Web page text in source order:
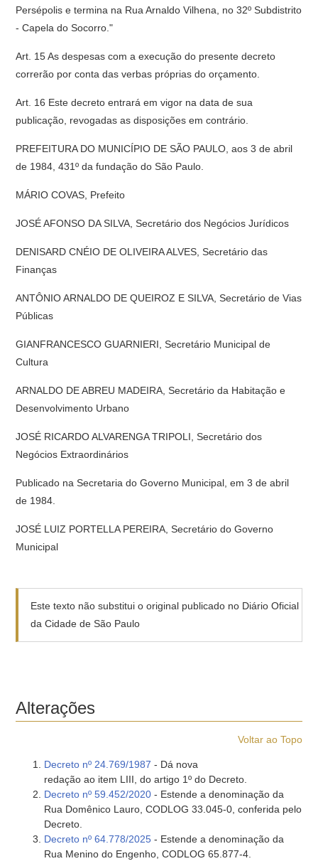
Persépolis e termina na Rua Arnaldo Vilhena, no 32º Subdistrito
- Capela do Socorro."
Art. 15 As despesas com a execução do presente decreto
correrão por conta das verbas próprias do orçamento.
Art. 16 Este decreto entrará em vigor na data de sua
publicação, revogadas as disposições em contrário.
PREFEITURA DO MUNICÍPIO DE SÃO PAULO, aos 3 de abril
de 1984, 431º da fundação do São Paulo.
MÁRIO COVAS, Prefeito
JOSÉ AFONSO DA SILVA, Secretário dos Negócios Jurídicos
DENISARD CNÉIO DE OLIVEIRA ALVES, Secretário das
Finanças
ANTÔNIO ARNALDO DE QUEIROZ E SILVA, Secretário de Vias
Públicas
GIANFRANCESCO GUARNIERI, Secretário Municipal de
Cultura
ARNALDO DE ABREU MADEIRA, Secretário da Habitação e
Desenvolvimento Urbano
JOSÉ RICARDO ALVARENGA TRIPOLI, Secretário dos
Negócios Extraordinários
Publicado na Secretaria do Governo Municipal, em 3 de abril
de 1984.
JOSÉ LUIZ PORTELLA PEREIRA, Secretário do Governo
Municipal
Este texto não substitui o original publicado no Diário Oficial
da Cidade de São Paulo
Alterações
Voltar ao Topo
Decreto nº 24.769/1987 - Dá nova
redação ao item LIII, do artigo 1º do Decreto.
Decreto nº 59.452/2020 - Estende a denominação da
Rua Domênico Lauro, CODLOG 33.045-0, conferida pelo
Decreto.
Decreto nº 64.778/2025 - Estende a denominação da
Rua Menino do Engenho, CODLOG 65.877-4.